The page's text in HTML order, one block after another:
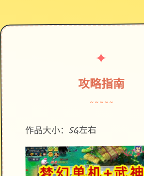
✦
攻略指南
~~~~~
作品大小：5G左右